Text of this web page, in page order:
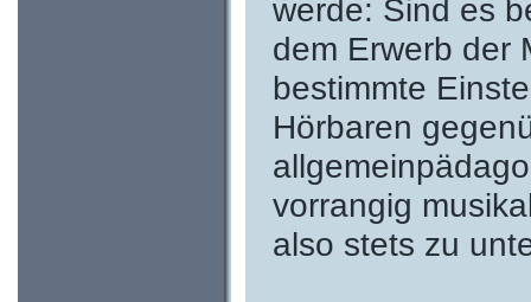
werde: Sind es
dem Erwerb der
bestimmte
Hörbaren
vorrangig
also stets zu